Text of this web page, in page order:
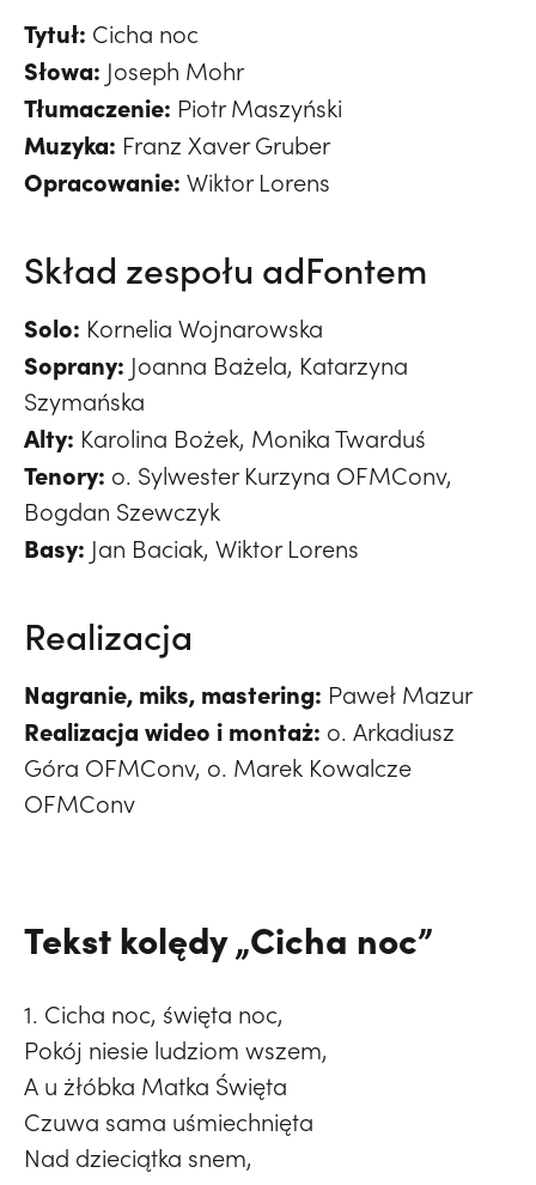
Tytuł: Cicha noc
Słowa: Joseph Mohr
Tłumaczenie: Piotr Maszyński
Muzyka: Franz Xaver Gruber
Opracowanie: Wiktor Lorens
Skład zespołu adFontem
Solo: Kornelia Wojnarowska
Soprany: Joanna Bażela, Katarzyna
Szymańska
Alty: Karolina Bożek, Monika Twarduś
Tenory: o. Sylwester Kurzyna OFMConv,
Bogdan Szewczyk
Basy: Jan Baciak, Wiktor Lorens
Realizacja
Nagranie, miks, mastering: Paweł Mazur
Realizacja wideo i montaż: o. Arkadiusz
Góra OFMConv, o. Marek Kowalcze
OFMConv
Tekst kolędy „Cicha noc”
1. Cicha noc, święta noc,
Pokój niesie ludziom wszem,
A u żłóbka Matka Święta
Czuwa sama uśmiechnięta
Nad dzieciątka snem,